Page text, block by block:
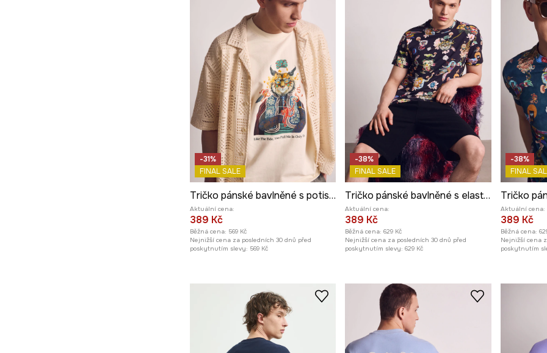
-31%
FINAL SALE
Tričko pánské bavlněné s potiskem z kolekce Kit Mizeres x Medicine
Aktuální cena:
389 Kč
Běžná cena: 569 Kč
Nejnižší cena za posledních 30 dnů před
poskytnutím slevy: 569 Kč
-38%
FINAL SALE
Tričko pánské bavlněné s elastanem z kolekce Kit Mizeres x Medicine
Aktuální cena:
389 Kč
Běžná cena: 629 Kč
Nejnižší cena za posledních 30 dnů před
poskytnutím slevy: 629 Kč
-38%
FINAL
Aktuální cena:
389 Kč
Běžná cena:
Nejnižší cena
poskytnutím